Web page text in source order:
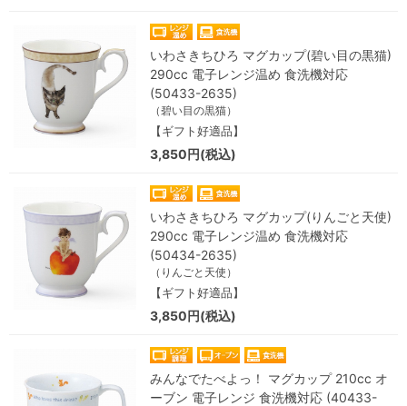
いわさきちひろ マグカップ(碧い目の黒猫)
290cc 電子レンジ温め 食洗機対応
(50433-2635)
（碧い目の黒猫）
【ギフト好適品】
3,850円(税込)
いわさきちひろ マグカップ(りんごと天使)
290cc 電子レンジ温め 食洗機対応
(50434-2635)
（りんごと天使）
【ギフト好適品】
3,850円(税込)
みんなでたべよっ！ マグカップ 210cc オ
ーブン 電子レンジ 食洗機対応 (40433-